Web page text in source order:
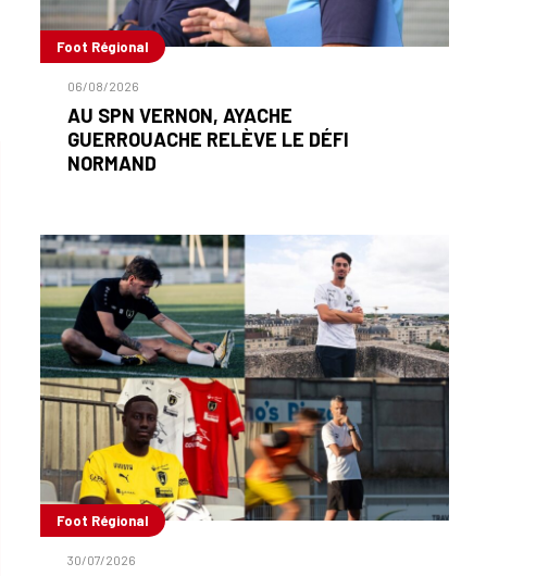
Foot Régional
06/08/2026
AU SPN VERNON, AYACHE
GUERROUACHE RELÈVE LE DÉFI
NORMAND
Foot Régional
30/07/2026